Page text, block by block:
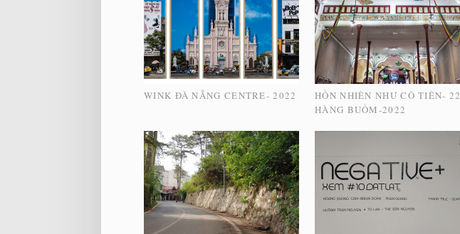
WINK ĐÀ NẴNG CENTRE- 2022
HỒN NHIÊN NHƯ CÔ TIÊN- 22
HÀNG BUỒM-2022